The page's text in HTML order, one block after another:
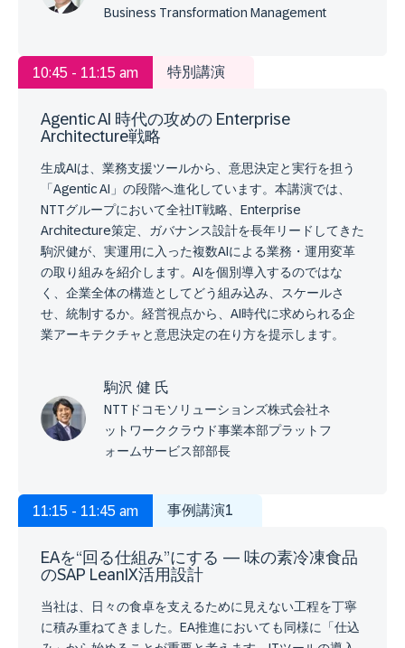
Business Transformation Management
10:45 - 11:15 am 特別講演
Agentic AI 時代の攻めの Enterprise
Architecture戦略
生成AIは、業務支援ツールから、意思決定と実行を担う
「Agentic AI」の段階へ進化しています。本講演では、
NTTグループにおいて全社IT戦略、Enterprise
Architecture策定、ガバナンス設計を長年リードしてきた
駒沢健が、実運用に入った複数AIによる業務・運用変革
の取り組みを紹介します。AIを個別導入するのではな
く、企業全体の構造としてどう組み込み、スケールさ
せ、統制するか。経営視点から、AI時代に求められる企
業アーキテクチャと意思決定の在り方を提示します。
駒沢 健 氏
NTTドコモソリューションズ株式会社ネ
ットワーククラウド事業本部プラットフ
ォームサービス部部長
11:15 - 11:45 am 事例講演1
EAを“回る仕組み”にする ― 味の素冷凍食品
のSAP LeanIX活用設計
当社は、日々の食卓を支えるために見えない工程を丁寧
に積み重ねてきました。EA推進においても同様に「仕込